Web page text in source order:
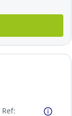
Ref: